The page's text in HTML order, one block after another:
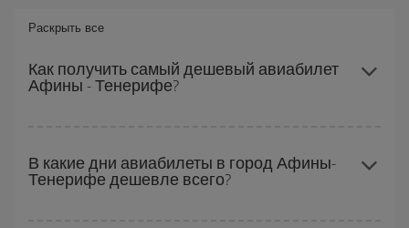
Раскрыть все
Как получить самый дешевый авиабилет
Афины - Тенерифе?
получить самый дешевый авиабилет, если будете избегать
пиковых дат, покупать заранее и сможете гибко выбирать даты
В какие дни авиабилеты в город Афины-
Тенерифе дешевле всего?